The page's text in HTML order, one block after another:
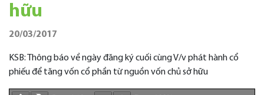
hữu
20/03/2017
KSB: Thông báo về ngày đăng ký cuối cùng V/v phát hành cổ
phiếu để tăng vốn cổ phần từ nguồn vốn chủ sở hữu